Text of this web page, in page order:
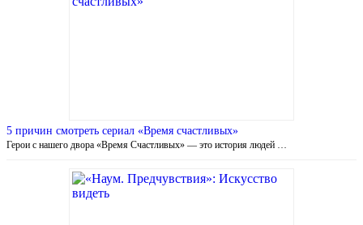
5 причин смотреть сериал «Время счастливых»
Герои с нашего двора «Время Счастливых» — это история людей …